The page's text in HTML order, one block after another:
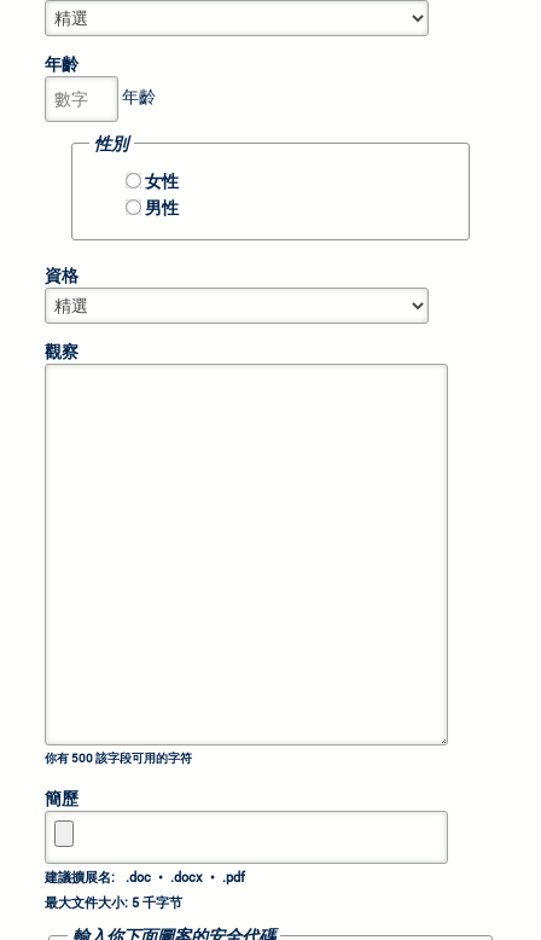
年齡
年齡
性別
女性
男性
資格
觀察
你有500該字段可用的字符
簡歷
建議擴展名: .doc • .docx • .pdf
最大文件大小: 5 千字节